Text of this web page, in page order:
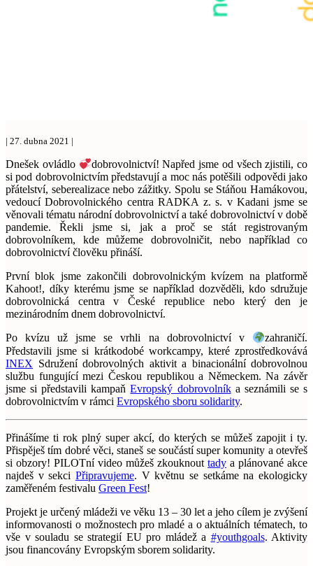
| 27. dubna 2021 |
Dnešek ovládlo
dobrovolnictví! Napřed jsme od všech zjistili, co
si pod dobrovolnictvím představují a moc nás potěšili odpovědi jako
přátelství, seberealizace nebo zážitky. Spolu se Stáňou Hamákovou,
vedoucí Dobrovolnického centra RADKA z. s. v Kadani jsme se
věnovali tématu národní dobrovolnictví a také dobrovolnictví v době
pandemie. Řekli jsme si, jak a proč se stát registrovaným
dobrovolníkem, kde můžeme dobrovolničit, nebo například co
dobrovolnictví člověku přináší.
První blok jsme zakončili dobrovolnickým kvízem na platformě
Kahoot!, díky kterému jsme se například dozvěděli, kdo sdružuje
dobrovolnická centra v České republice nebo který den je
mezinárodním dnem dobrovolnictví.
Po kvízu už jsme se vrhli na dobrovolnictví v
zahraničí.
Představili jsme si krátkodobé workcampy, které zprostředkovává
INEX Sdružení dobrovolných aktivit a binacionální dobrovolnou
službu fungující mezi Českou republikou a Německem. Na závěr
jsme si představili kampaňEvropský dobrovolníka seznámili se s
dobrovolnictvím v rámci Evropského sboru solidarity.
Přinášíme ti rok plný super akcí, do kterých se můžeš zapojit i ty.
Přispěješ tím dobré věci, staneš se součástí super komunity a otevřeš
si obzory! PILOTní video můžeš zkouknout tady a plánované akce
najdeš v sekci Připravujeme. V květnu se setkáme na ekologicky
zaměřeném festivalu Green Fest!
Projekt je určený mládeži ve věku 13 – 30 let a jeho cílem je zvýšení
informovanosti o možnostech pro mladé a o aktuálních tématech, to
vše v souladu se strategií EU pro mládež a #youthgoals. Aktivity
jsou financovány Evropským sborem solidarity.